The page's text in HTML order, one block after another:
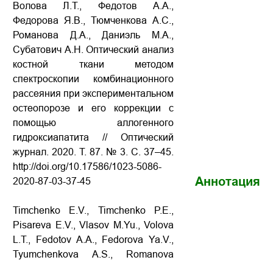
Волова Л.Т., Федотов А.А.,
Федорова Я.В., Тюмченкова А.С.,
Романова Д.А., Даниэль М.А.,
Субатович А.Н. Оптический анализ
костной ткани методом
спектроскопии комбинационного
рассеяния при экспериментальном
остеопорозе и его коррекции с
помощью аллогенного
гидроксиапатита // Оптический
журнал. 2020. Т. 87. № 3. С. 37–45.
http://doi.org/10.17586/1023-5086-
2020-87-03-37-45
Timchenko E.V., Timchenko P.E.,
Pisareva E.V., Vlasov M.Yu., Volova
L.T., Fedotov A.A., Fedorova Ya.V.,
Tyumchenkova A.S., Romanova
Аннотация